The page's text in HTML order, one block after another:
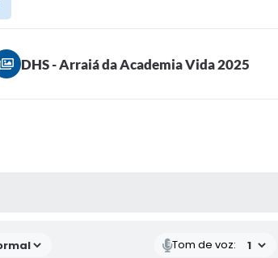
DHS - Arraiá da Academia Vida 2025
Tom de voz: